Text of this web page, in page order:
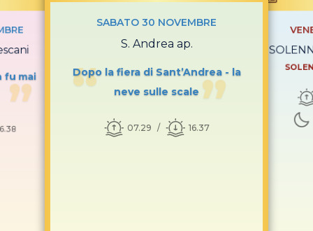
fu mai
SABATO 30 NOVEMBRE
S. Andrea ap.
Dopo la fiera di Sant’Andrea - la
neve sulle scale
07.29 16.37